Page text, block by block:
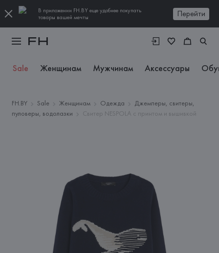
В приложении FH.BY еще удобнее покупать
товары вашей мечты
Перейти
Sale Женщинам Мужчинам Аксессуары
FH.BY Sale Женщинам Одежда
Джемперы, свитеры,
пуловеры, водолазки
Свитер NESPOLA с принтом и вышивкой